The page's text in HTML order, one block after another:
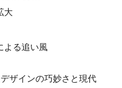
大
よる追い風
ザインの巧妙さと現代